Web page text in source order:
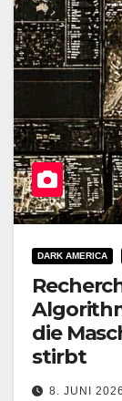
DARK AMERICA
die
stirbt
8. JUNI 2026